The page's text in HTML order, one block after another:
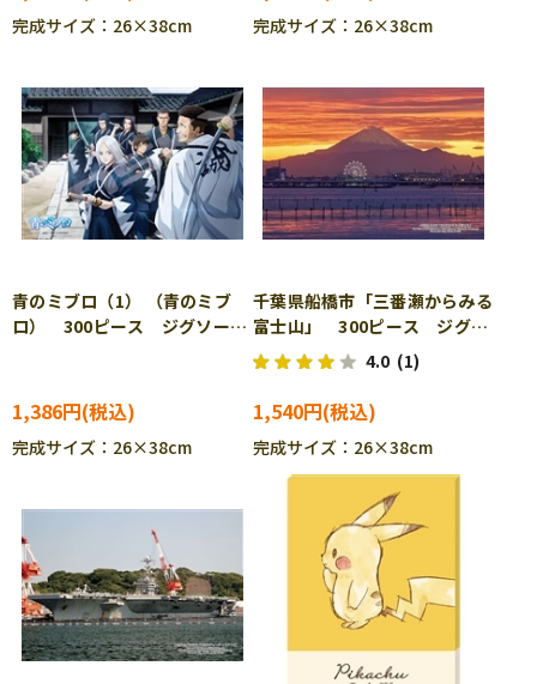
完成サイズ：26×38cm 完成サイズ：26×38cm
青のミブロ（1） （青のミブ
ロ） 300ピース ジグソーパ
1,386円
完成サイズ：26×38cm
千葉県船橋市「三番瀬からみる
富士山」 300ピース ジグソ
ーパズル CUT-300-431
［CP-TM］
4.0 (1)
1,540円
完成サイズ：26×38cm